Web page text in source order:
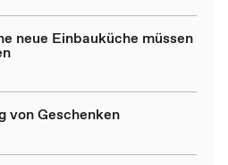
neue Einbauküche müssen
von Geschenken